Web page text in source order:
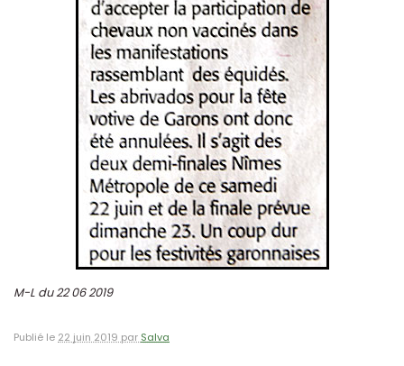
M-L du 22 06 2019
Publié le 22 juin 2019 par Salva